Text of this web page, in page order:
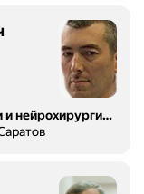
СГМУ, НИИ травматологии, ортопедии и нейрохирургии имени В.И. Разумовского